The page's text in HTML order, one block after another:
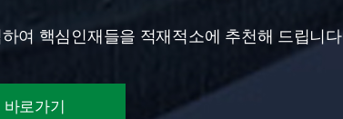
여 핵심인재들을 적재적소에 추천해 드립니다
바로가기